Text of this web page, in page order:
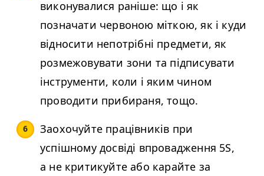
виконувалися раніше: що і як
позначати червоною міткою, як і куди
відносити непотрібні предмети, як
розмежовувати зони та підписувати
інструменти, коли і яким чином
проводити прибираня, тощо.
Заохочуйте працівників при
успішному досвіді впровадження 5S,
а не критикуйте або карайте за